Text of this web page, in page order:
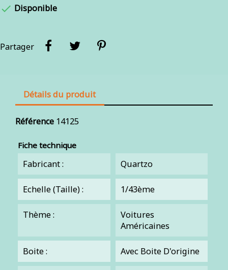
 Disponible
Partager
Détails du produit
Référence 14125
Fiche technique
Fabricant : Quartzo
Echelle (Taille) : 1/43ème
Thème :
Voitures
Américaines
Boite : Avec Boite D'origine